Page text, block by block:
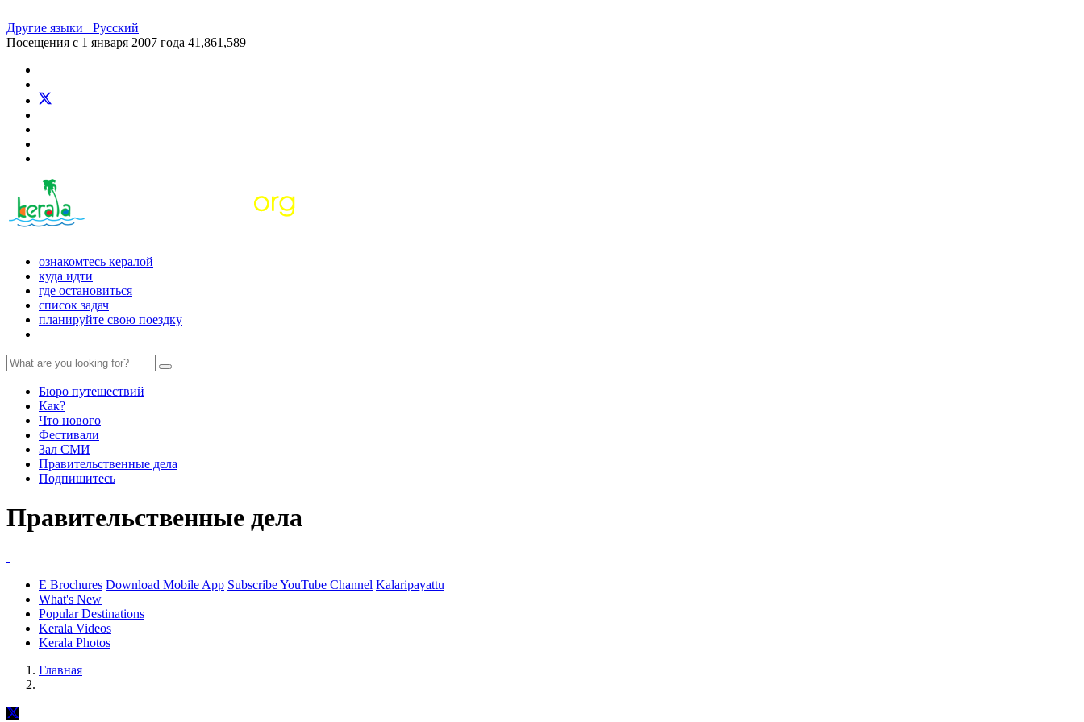
Другие языки
Русский
Посещения с 1 января 2007 года 41,861,589
ознакомтесь кералой
куда идти
где остановиться
список задач
планируйте свою поездку
Бюро путешествий
Как?
Что нового
Фестивали
Зал СМИ
Правительственные дела
Подпишитесь
Правительственные дела
E Brochures Download Mobile App Subscribe YouTube Channel Kalaripayattu
What's New
Popular Destinations
Kerala Videos
Kerala Photos
Главная